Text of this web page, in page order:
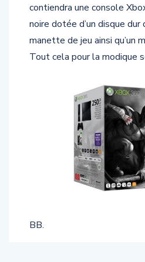
contiendra une console
noire dotée d’un disque dur
manette de jeu ainsi qu’un
Tout cela pour la modique
BB.